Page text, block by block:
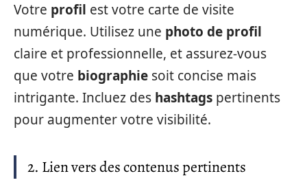
Votre profil est votre carte de visite
numérique. Utilisez une photo de profil
claire et professionnelle, et assurez-vous
que votre biographie soit concise mais
intrigante. Incluez des hashtags pertinents
pour augmenter votre visibilité.
2. Lien vers des contenus pertinents